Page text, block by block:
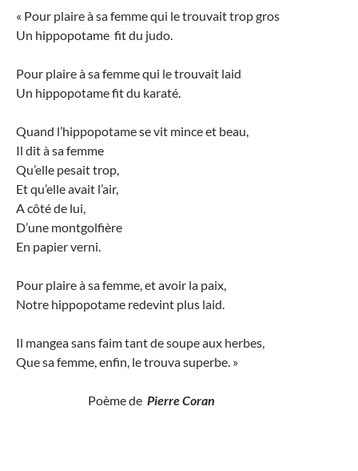
« Pour plaire à sa femme qui le trouvait trop gros
Un hippopotame fit du judo.
Pour plaire à sa femme qui le trouvait laid
Un hippopotame fit du karaté.
Quand l’hippopotame se vit mince et beau,
Il dit à sa femme
Qu’elle pesait trop,
Et qu’elle avait l’air,
A côté de lui,
D’une montgolfière
En papier verni.
Pour plaire à sa femme, et avoir la paix,
Notre hippopotame redevint plus laid.
Il mangea sans faim tant de soupe aux herbes,
Que sa femme, enfin, le trouva superbe. »
Poème de Pierre Coran